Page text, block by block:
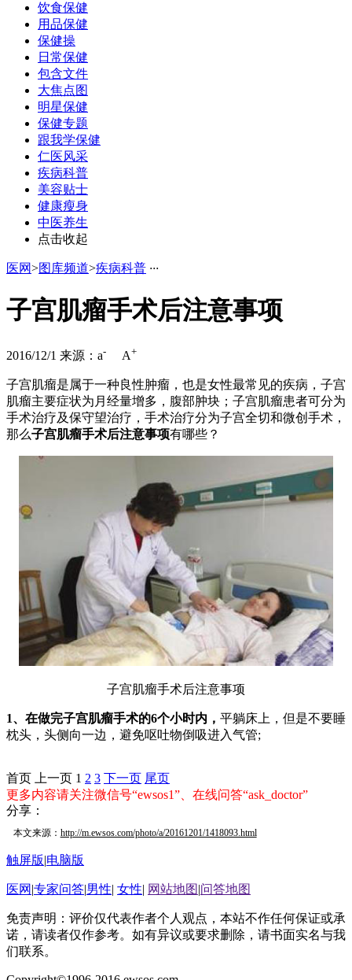
饮食保健
用品保健
保健操
日常保健
包含文件
大焦点图
明星保健
保健专题
跟我学保健
仁医风采
疾病科普
美容贴士
健康瘦身
中医养生
点击收起
医网>图库频道>疾病科普 ···
子宫肌瘤手术后注意事项
2016/12/1 来源： a- A+
子宫肌瘤是属于一种良性肿瘤，也是女性最常见的疾病，子宫
肌瘤主要症状为月经量增多，腹部肿块；子宫肌瘤患者可分为
手术治疗及保守望治疗，手术治疗分为子宫全切和微创手术，
那么子宫肌瘤手术后注意事项有哪些？
子宫肌瘤手术后注意事项
1、在做完子宫肌瘤手术的6个小时内， 平躺床上，但是不要睡
枕头，头侧向一边，避免呕吐物倒吸进入气管;
首页 上一页 1 2 3 下一页 尾页
更多内容请关注微信号“ewsos1”、在线问答“ask_doctor”
分享：
本文来源： http://m.ewsos.com/photo/a/20161201/1418093.html
触屏版|电脑版
医网 |专家问答|男性| 女性| 网站地图 |问答地图
免责声明：评价仅代表作者个人观点，本站不作任何保证或承
诺，请读者仅作参考。如有异议或要求删除，请书面实名与我
们联系。